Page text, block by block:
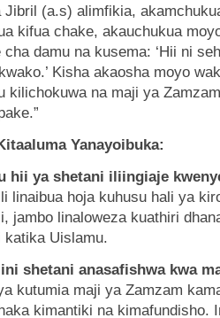
Jibril (a.s) alimfikia,
kifua chake, akauchukua
cha damu na kusema: ‘Hii ni
Kisha akaosha moyo
kilichokuwa na maji ya
Yanayoibuka:
hii ya shetani iliingiaje
linaibua hoja kuhusu hali ya
jambo linaloweza kuathiri
katika Uislamu.
shetani anasafishwa kwa
kutumia maji ya Zamzam
kimantiki na kimafundisho.